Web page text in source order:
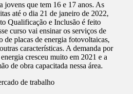
jovens que tem 16 e 17 anos. As
até o dia 21 de janeiro de 2022,
Qualificação e Inclusão é feito
curso vai ensinar os serviços de
de placas de energia fotovoltaicas,
características. A demanda por
cresceu muito em 2021 e a
de obra capacitada nessa área.
de trabalho